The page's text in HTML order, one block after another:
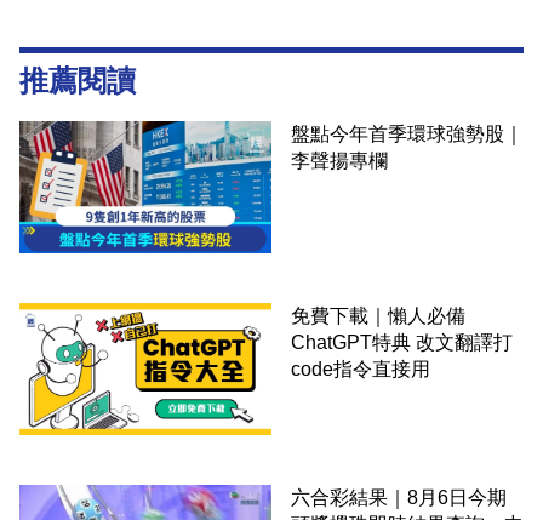
推薦閱讀
盤點今年首季環球強勢股｜
李聲揚專欄
免費下載｜懶人必備
ChatGPT特典 改文翻譯打
code指令直接用
六合彩結果｜8月6日今期